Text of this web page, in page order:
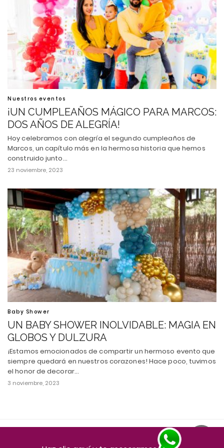
Nuestros eventos
¡UN CUMPLEAÑOS MÁGICO PARA MARCOS:
DOS AÑOS DE ALEGRÍA!
Hoy celebramos con alegría el segundo cumpleaños de
Marcos, un capítulo más en la hermosa historia que hemos
construido junto…
23 noviembre, 2023
Baby Shower
UN BABY SHOWER INOLVIDABLE: MAGIA EN
GLOBOS Y DULZURA
¡Estamos emocionados de compartir un hermoso evento que
siempre quedará en nuestros corazones! Hace poco, tuvimos
el honor de decorar…
3 noviembre, 2023
Ver versión escritorio